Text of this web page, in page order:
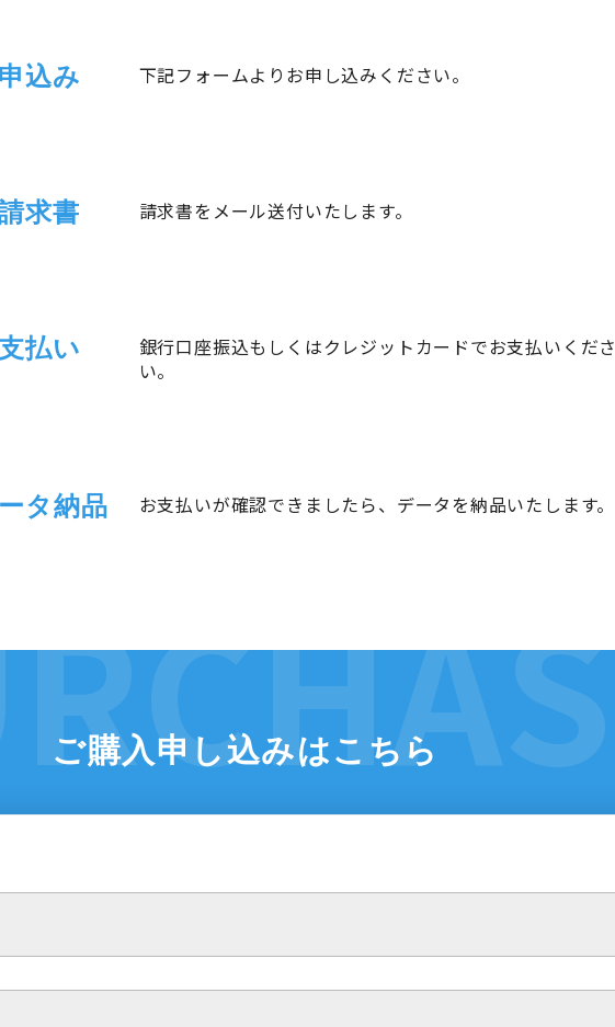
込み 下記フォームよりお申し込みください。
求書 請求書をメール送付いたします。
払い
銀行口座振込もしくはクレジットカードでお支払いくださ
い。
タ納品 お支払いが確認できましたら、データを納品いたします。
ご購入申し込みはこちら